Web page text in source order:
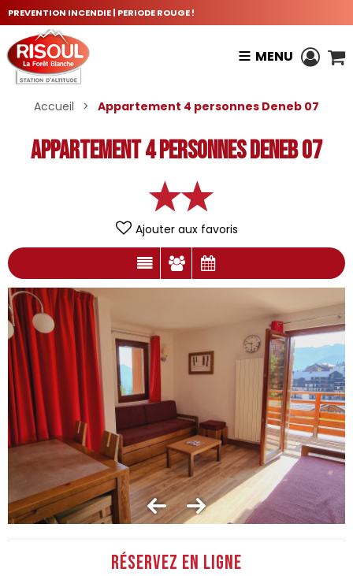
PREVENTION INCENDIE | PERIODE ROUGE !
MENU
Accueil > Appartement 4 personnes Deneb 07
Appartement 4 personnes Deneb 07
Ajouter aux favoris
Réservez en ligne